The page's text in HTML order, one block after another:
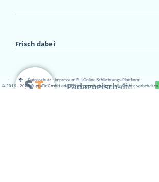
Frisch dabei
Pädagogisch-did…
· · ·Datenschutz·Impressum EU-Online-Schlichtungs-Plattform·
© 2016 - 2026 SupraTix GmbH oder Partnergesellschaften - Alle Rechte vorbehalten.